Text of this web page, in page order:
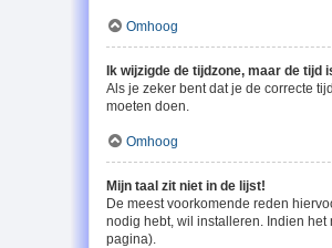
Omhoog
Ik wijzigde de tijdzone, maar de tijd
Als je zeker bent dat je de correcte
moeten doen.
Omhoog
Mijn taal zit niet in de lijst!
De meest voorkomende reden
nodig hebt, wil installeren. Indien
pagina).